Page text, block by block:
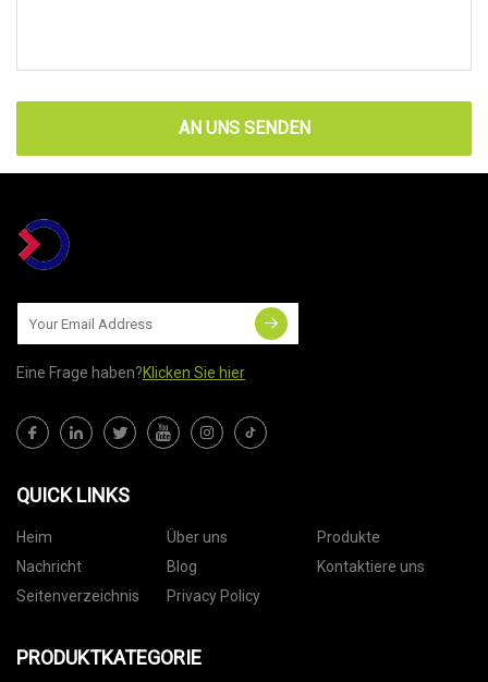
AN UNS SENDEN
Eine Frage haben?Klicken Sie hier
QUICK LINKS
Heim Über uns
Produkte
Nachricht
Blog
Kontaktiere uns
Seitenverzeichnis
Privacy Policy
PRODUKTKATEGORIE